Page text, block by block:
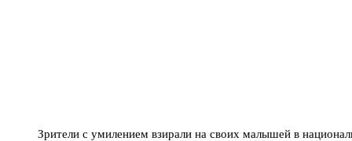
Зрители с умилением взирали на своих малышей в